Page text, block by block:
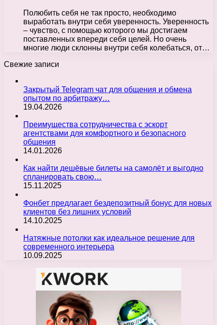
Полюбить себя не так просто, необходимо
выработать внутри себя уверенность. Уверенность
– чувство, с помощью которого мы достигаем
поставленных впереди себя целей. Но очень
многие люди склонны внутри себя колебаться, от…
Свежие записи
Закрытый Telegram чат для общения и обмена
опытом по арбитражу…
19.04.2026
Преимущества сотрудничества с эскорт
агентствами для комфортного и безопасного
общения
14.01.2026
Как найти дешёвые билеты на самолёт и выгодно
спланировать свою…
15.11.2025
Фонбет предлагает бездепозитный бонус для новых
клиентов без лишних условий
14.10.2025
Натяжные потолки как идеальное решение для
современного интерьера
10.09.2025